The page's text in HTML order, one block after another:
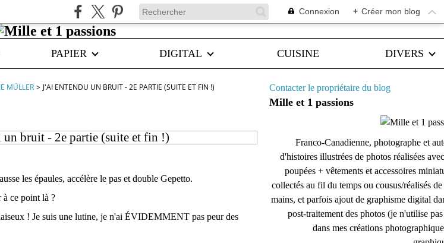
Connexion + Créer mon blog
PAPIER DIGITAL CUISINE DIVERS
MÜLLER > J'AI ENTENDU UN BRUIT - 2E PARTIE (SUITE ET FIN !)
un bruit - 2e partie (suite et fin !)
les épaules, accélère le pas et double Gepetto.
à ce point là ?
! Je suis une lutine, je n'ai ÉVIDEMMENT pas peur des
Contacter le propriétaire du blog
Mille et 1 passions
Franco-Canadienne, photographe et
d'histoires illustrées de photos réalisées
poupées + vêtements et accessoires
collectés au fil du temps ou cousus/réalisés de
mains, et parfois ajout de graphisme digital
post-traitement des photos (je n'utilise
dans mes créations